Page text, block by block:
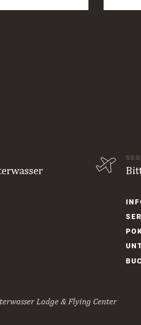
AERIAL
Lodge & Flying Center